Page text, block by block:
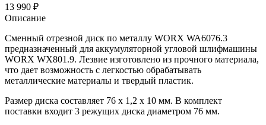
13 990 ₽
Описание
Сменный отрезной диск по металлу WORX WA6076.3
предназначенный для аккумуляторной угловой шлифмашины
WORX WX801.9. Лезвие изготовлено из прочного материала,
что дает возможность с легкостью обрабатывать
металлические материалы и твердый пластик.
Размер диска составляет 76 х 1,2 х 10 мм. В комплект
поставки входит 3 режущих диска диаметром 76 мм.